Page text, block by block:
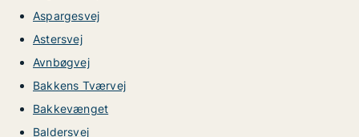
Aspargesvej
Astersvej
Avnbøgvej
Bakkens Tværvej
Bakkevænget
Baldersvej